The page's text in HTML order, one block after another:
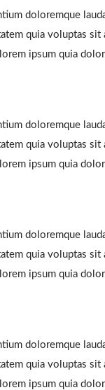
doloremque
quia voluptas
ipsum quia
doloremque
quia voluptas
ipsum quia
doloremque
quia voluptas
ipsum quia
doloremque
quia voluptas
ipsum quia